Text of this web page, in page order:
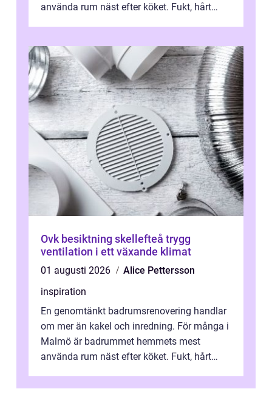
använda rum näst efter köket. Fukt, hårt
Ovk besiktning skellefteå trygg
ventilation i ett växande klimat
01 augusti 2026
Alice Pettersson
inspiration
En genomtänkt badrumsrenovering handlar
om mer än kakel och inredning. För många i
Malmö är badrummet hemmets mest
använda rum näst efter köket. Fukt, hårt
...